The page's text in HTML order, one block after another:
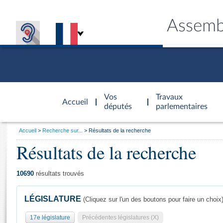
Accueil
d'accueil
Vos
députés
Travaux
parlementaires
Général
Vous
Accueil Recherche sur... Résultats de la recherche
Résultats de la recherche
10690 résultats trouvés
LÉGISLATURE (Cliquez sur l'un des boutons pour faire un choix)
17e législature Précédentes législatures (X)